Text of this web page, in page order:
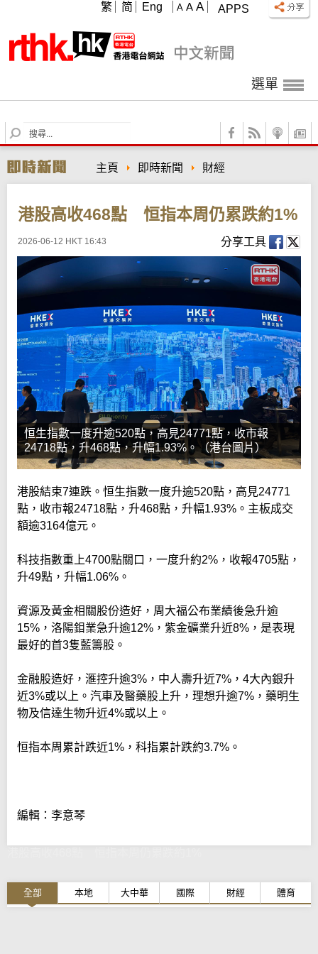
APPS
A A A
繁 简 Eng
選單
S
e
r
c
主頁 即時新聞 財經
港股高收468點 恒指本周仍累跌約1%
2026-06-12 HKT 16:43 分享工具
恒生指數一度升逾520點，高見24771點，收市報
24718點，升468點，升幅1.93%。（港台圖片）
港股結束7連跌。恒生指數一度升逾520點，高見24771
點，收市報24718點，升468點，升幅1.93%。主板成交
額逾3164億元。
科技指數重上4700點關口，一度升約2%，收報4705點，
升49點，升幅1.06%。
資源及黃金相關股份造好，周大福公布業績後急升逾
15%，洛陽鉬業急升逾12%，紫金礦業升近8%，是表現
最好的首3隻藍籌股。
金融股造好，滙控升逾3%，中人壽升近7%，4大內銀升
近3%或以上。汽車及醫藥股上升，理想升逾7%，藥明生
物及信達生物升近4%或以上。
恒指本周累計跌近1%，科指累計跌約3.7%。
編輯：李意琴
全部 本地 大中華 國際 財經 體育